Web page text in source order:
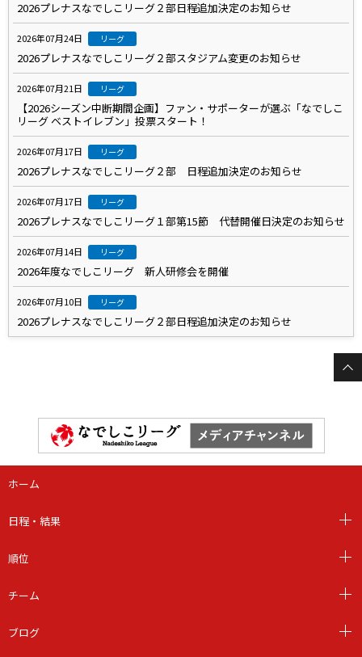
2026プレナスなでしこリーグ２部日程追加決定のお知らせ
2026年07月24日 リーグ
2026プレナスなでしこリーグ２部スタジアム変更のお知らせ
2026年07月21日 リーグ
【2026シーズン中断期間企画】ファン・サポーターが選ぶ「なでしこ
リーグ ベストイレブン」投票スタート！
2026年07月17日 リーグ
2026プレナスなでしこリーグ２部 日程追加決定のお知らせ
2026年07月17日 リーグ
2026プレナスなでしこリーグ１部第15節 代替開催日決定のお知らせ
2026年07月14日 リーグ
2026年度なでしこリーグ 新人研修会を開催
2026年07月10日 リーグ
2026プレナスなでしこリーグ２部日程追加決定のお知らせ
ホーム
日程・結果
順位
チーム
ブログ